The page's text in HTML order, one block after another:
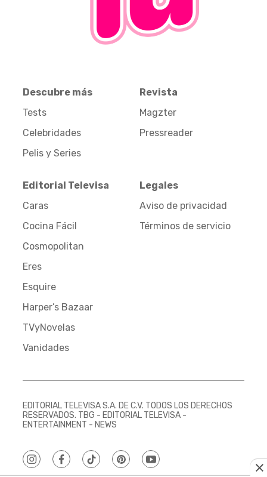
Descubre más
Tests
Celebridades
Pelis y Series
Revista
Magzter
Pressreader
Editorial Televisa
Caras
Cocina Fácil
Cosmopolitan
Eres
Esquire
Harper’s Bazaar
TVyNovelas
Vanidades
Legales
Aviso de privacidad
Términos de servicio
EDITORIAL TELEVISA S.A. DE C.V. TODOS LOS DERECHOS
RESERVADOS. TBG - EDITORIAL TELEVISA -
ENTERTAINMENT - NEWS
instagramfacebooktiktokpinterestyoutube